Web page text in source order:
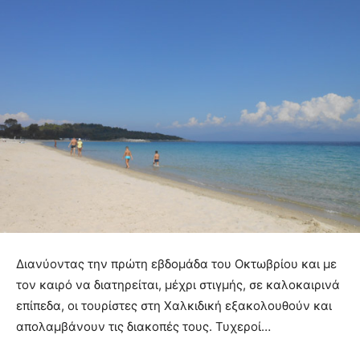
Διανύοντας την πρώτη εβδομάδα του Οκτωβρίου και με
τον καιρό να διατηρείται, μέχρι στιγμής, σε καλοκαιρινά
επίπεδα, οι τουρίστες στη Χαλκιδική εξακολουθούν και
απολαμβάνουν τις διακοπές τους. Τυχεροί…